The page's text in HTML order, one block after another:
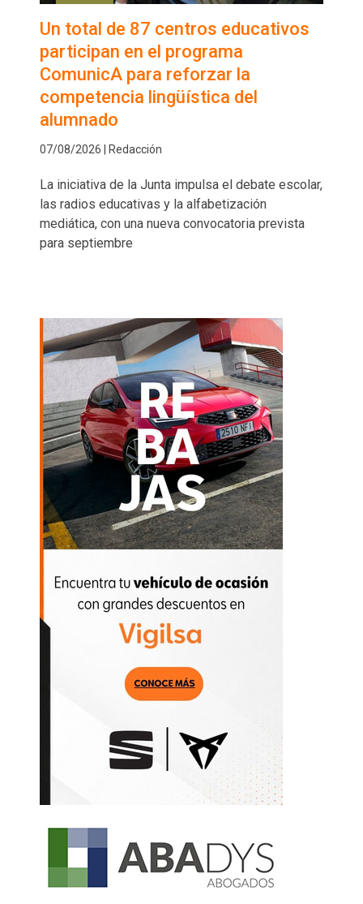
Un total de 87 centros educativos
participan en el programa
ComunicA para reforzar la
competencia lingüística del
alumnado
07/08/2026 | Redacción
La iniciativa de la Junta impulsa el debate escolar,
las radios educativas y la alfabetización
mediática, con una nueva convocatoria prevista
para septiembre